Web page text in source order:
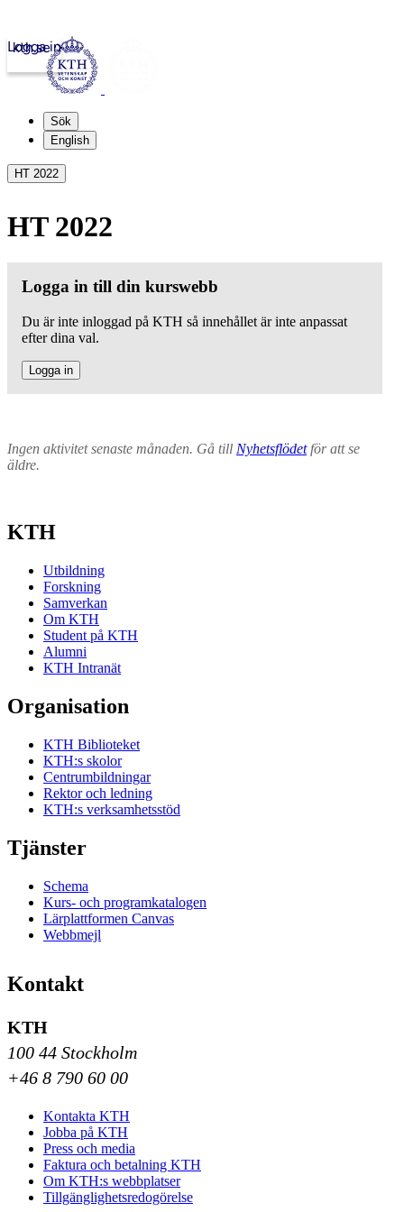
kth.se
Logga in
Sök
English
HT 2022
HT 2022
Logga in till din kurswebb
Du är inte inloggad på KTH så innehållet är inte anpassat
efter dina val.
Logga in
Ingen aktivitet senaste månaden. Gå till Nyhetsflödetför att se
äldre.
KTH
Utbildning
Forskning
Samverkan
Om KTH
Student på KTH
Alumni
KTH Intranät
Organisation
KTH Biblioteket
KTH:s skolor
Centrumbildningar
Rektor och ledning
KTH:s verksamhetsstöd
Tjänster
Schema
Kurs- och programkatalogen
Lärplattformen Canvas
Webbmejl
Kontakt
KTH
100 44 Stockholm
+46 8 790 60 00
Kontakta KTH
Jobba på KTH
Press och media
Faktura och betalning KTH
Om KTH:s webbplatser
Tillgänglighetsredogörelse